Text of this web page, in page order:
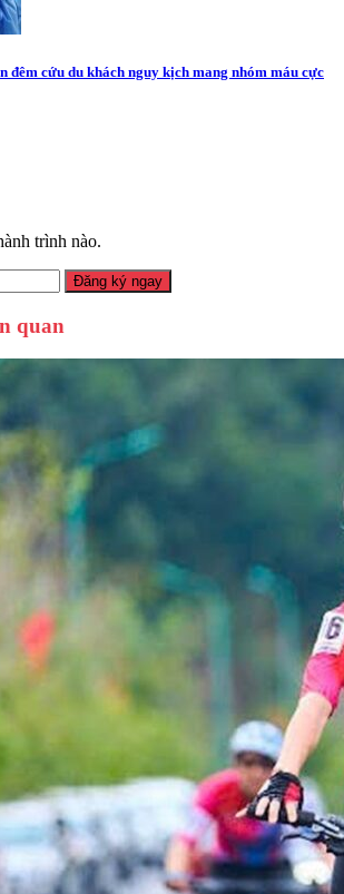
đêm cứu du khách nguy kịch mang nhóm máu cực
trình nào.
Đăng ký ngay
quan